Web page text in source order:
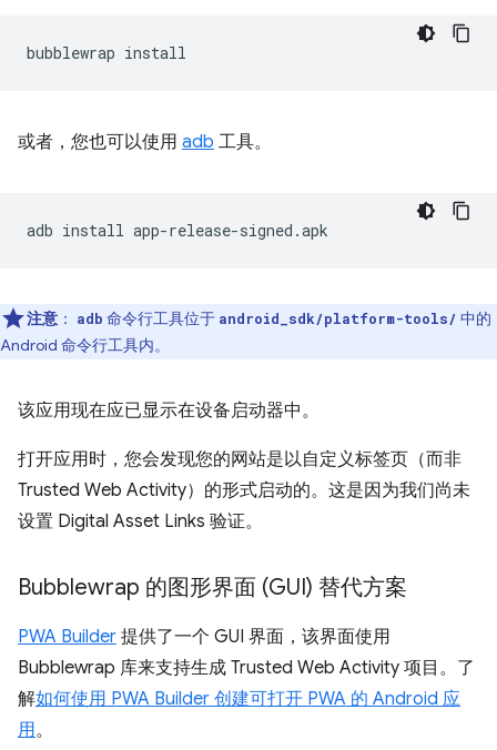
bubblewrap
或者，您也可以使用 adb 工具。
adb install
注意 ： adb 命令行工具位于 android_sdk/platform-tools/ 中的
Android 命令行工具内。
该应用现在应已显示在设备启动器中。
打开应用时，您会发现您的网站是以自定义标签页（而非
Trusted Web Activity）的形式启动的。这是因为我们尚未
设置 Digital Asset Links 验证。
Bubblewrap 的图形界面 (GUI) 替代方案
PWA Builder 提供了一个 GUI 界面，该界面使用
Bubblewrap 库来支持生成 Trusted Web Activity 项目。了
解如何使用 PWA Builder 创建可打开 PWA 的 Android 应
用。